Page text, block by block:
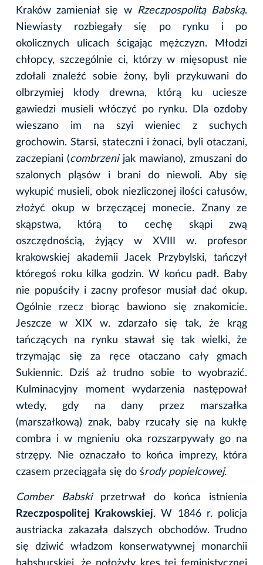
Kraków zamieniał się w
Rzeczpospolitą Babską.
Niewiasty rozbiegały się po rynku i po
okolicznych ulicach ścigając mężczyzn. Młodzi
chłopcy, szczególnie ci, którzy w mięsopust nie
zdołali znaleźć sobie żony, byli przykuwani do
olbrzymiej kłody drewna, którą ku uciesze
gawiedzi musieli włóczyć po rynku. Dla ozdoby
wieszano im na szyi wieniec z suchych
grochowin. Starsi, stateczni i żonaci, byli otaczani,
zaczepiani (combrzeni jak mawiano), zmuszani do
szalonych pląsów i brani do niewoli. Aby się
wykupić musieli, obok niezliczonej ilości całusów,
złożyć okup w brzęczącej monecie. Znany ze
skąpstwa, którą to cechę skąpi zwą
oszczędnością, żyjący w XVIII w. profesor
krakowskiej akademii Jacek Przybylski, tańczył
któregoś roku kilka godzin. W końcu padł. Baby
nie popuściły i zacny profesor musiał dać okup.
Ogólnie rzecz biorąc bawiono się znakomicie.
Jeszcze w XIX w. zdarzało się tak, że krąg
tańczących na rynku stawał się tak wielki, że
trzymając się za ręce otaczano cały gmach
Sukiennic. Dziś aż trudno sobie to wyobrazić.
Kulminacyjny moment wydarzenia następował
wtedy, gdy na dany przez marszałka
(marszałkową) znak, baby rzucały się na kukłę
combra i w mgnieniu oka rozszarpywały go na
strzępy. Nie oznaczało to końca imprezy, która
czasem przeciągała się do środy popielcowej.
Comber Babskiprzetrwał do końca istnienia
Rzeczpospolitej Krakowskiej. W 1846 r. policja
austriacka zakazała dalszych obchodów. Trudno
się dziwić władzom konserwatywnej monarchii